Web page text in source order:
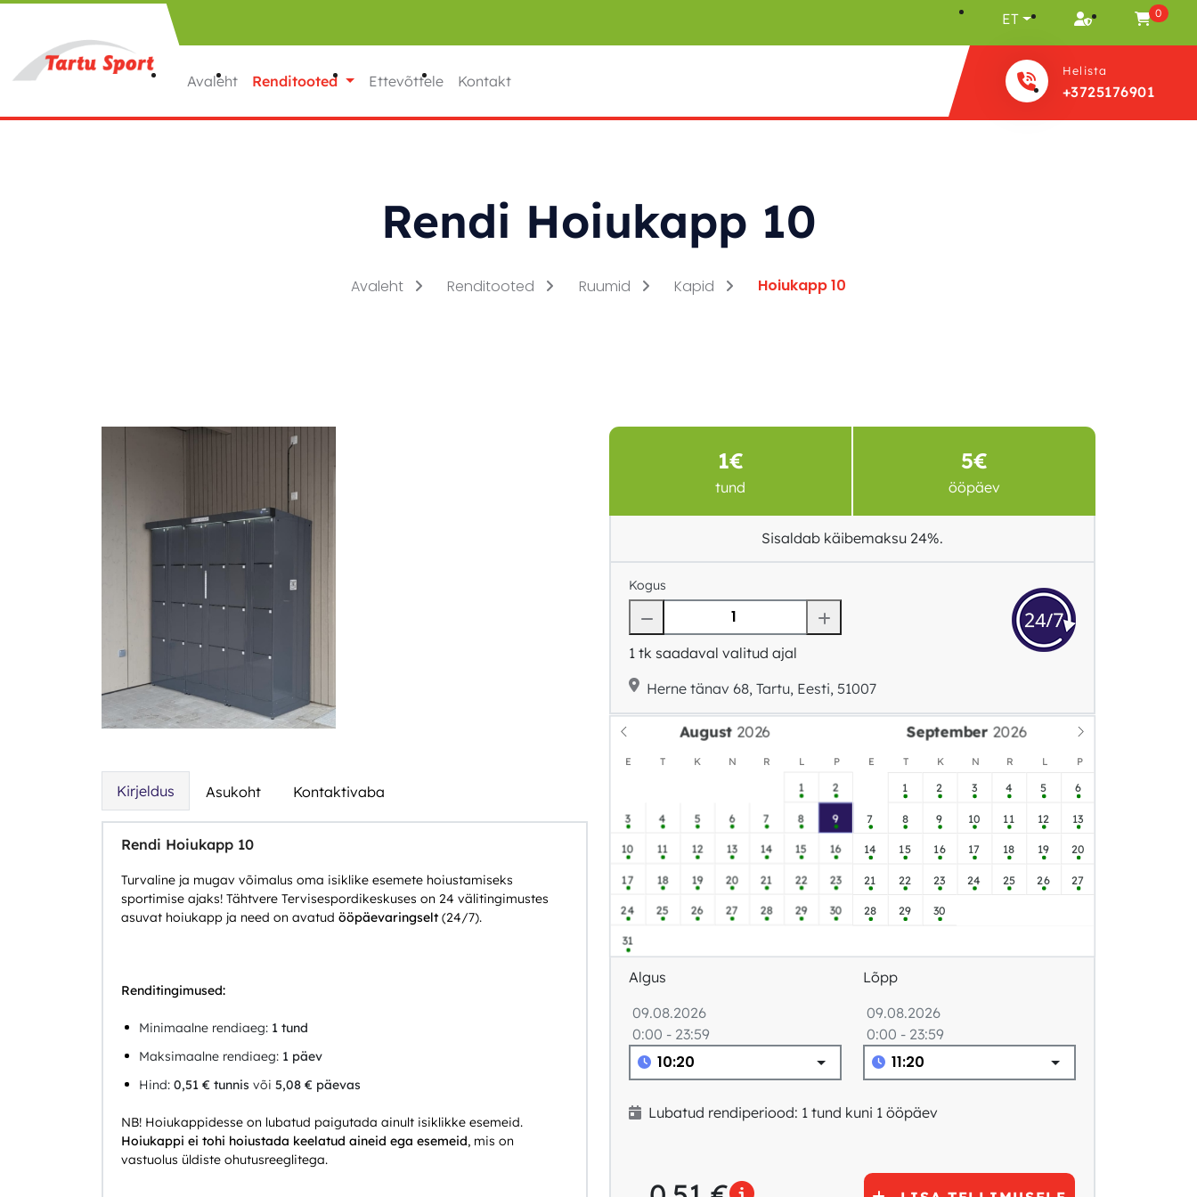
ET 0
Avaleht Renditooted Ettevõttele Kontakt
Helista
+3725176901
Rendi Hoiukapp 10
Avaleht Renditooted Ruumid Kapid Hoiukapp 10
Kirjeldus Asukoht Kontaktivaba
Rendi Hoiukapp 10
Turvaline ja mugav võimalus oma isiklike esemete hoiustamiseks
sportimise ajaks! Tähtvere Tervisespordikeskuses on 24 välitingimustes
asuvat hoiukapp ja need on avatud ööpäevaringselt (24/7).
Renditingimused:
Minimaalne rendiaeg: 1 tund
Maksimaalne rendiaeg: 1 päev
Hind: 0,51 € tunnis või 5,08 € päevas
NB! Hoiukappidesse on lubatud paigutada ainult isiklikke esemeid.
Hoiukappi ei tohi hoiustada keelatud aineid ega esemeid, mis on
vastuolus üldiste ohutusreeglitega.
1€
tund
5€
ööpäev
Sisaldab käibemaksu 24%.
Kogus
1 tk saadaval valitud ajal
Herne tänav 68, Tartu, Eesti, 51007
August September
E T K N R L P E T K N R L P
1 2
3 4 5 6 7 8 9
10 11 12 13 14 15 16
17 18 19 20 21 22 23
24 25 26 27 28 29 30
31
1 2 3 4 5 6
7 8 9 10 11 12 13
14 15 16 17 18 19 20
21 22 23 24 25 26 27
28 29 30
Algus
09.08.2026
0:00 - 23:59
Lõpp
09.08.2026
0:00 - 23:59
Lubatud rendiperiood: 1 tund kuni 1 ööpäev